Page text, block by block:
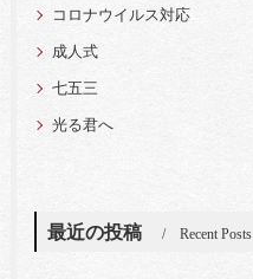
コロナウイルス対応
成人式
七五三
光る君へ
最近の投稿 Recent Posts